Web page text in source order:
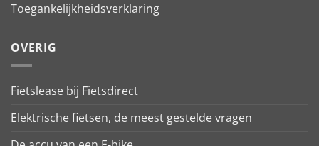
Toegankelijkheidsverklaring
OVERIG
Fietslease bij Fietsdirect
Elektrische fietsen, de meest gestelde vragen